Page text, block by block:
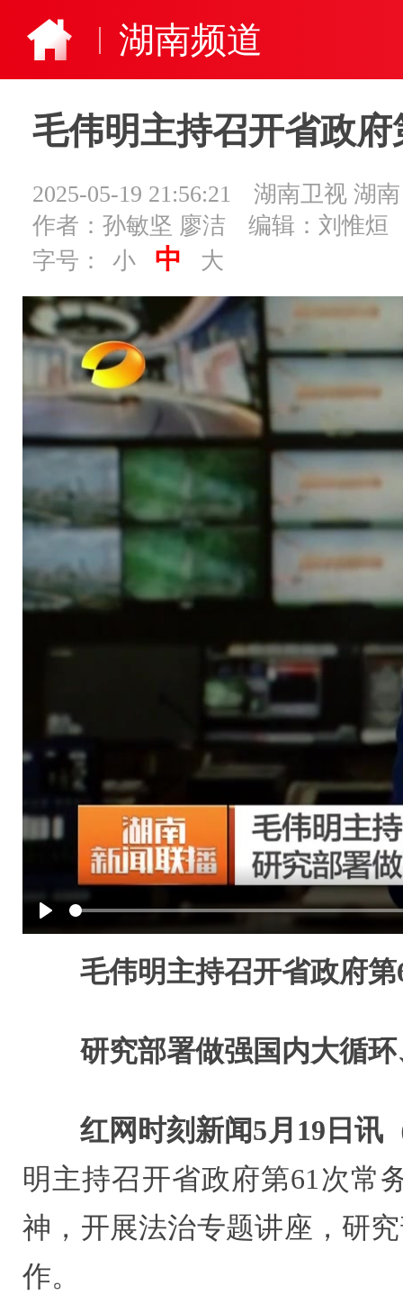
湖南频道
毛伟明主持召开省政
2025-05-19 21:56:21
湖南卫视 湖
作者：孙敏坚 廖洁
编辑：刘惟烜
字号：
小 中 大
Play
毛伟明主持召开省政府
研究部署做强国内大循
红网时刻新闻5月19日讯
明主持召开省政府第61次常
神，开展法治专题讲座，研
作。